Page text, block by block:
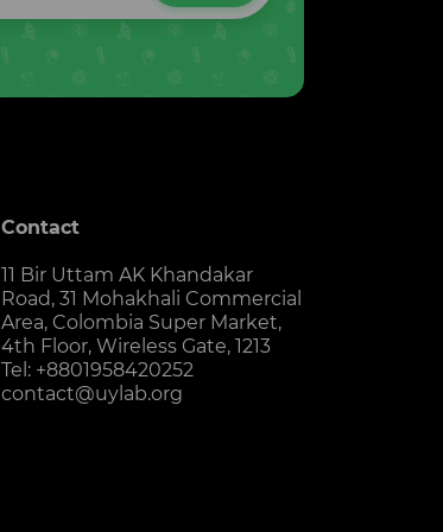
Contact
11 Bir Uttam AK Khandakar
Road, 31 Mohakhali Commercial
Area, Colombia Super Market,
4th Floor, Wireless Gate, 1213
Tel: +8801958420252
contact@uylab.org